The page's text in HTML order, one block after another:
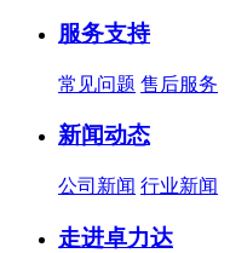
服务支持
常见问题 售后服务
新闻动态
公司新闻 行业新闻
走进卓力达